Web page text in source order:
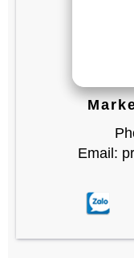
Email: